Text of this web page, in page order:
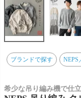
ブランドで探す NEPS
希少な吊り編み機で仕